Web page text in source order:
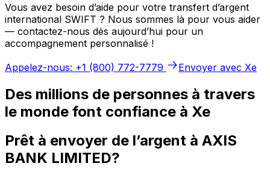
Vous avez besoin d’aide pour votre transfert d’argent
international SWIFT ? Nous sommes là pour vous aider
— contactez-nous dès aujourd’hui pour un
accompagnement personnalisé !
Appelez-nous: +1 (800) 772-7779
Envoyer avec Xe
Des millions de personnes à travers
le monde font confiance à Xe
Prêt à envoyer de l’argent à AXIS
BANK LIMITED?